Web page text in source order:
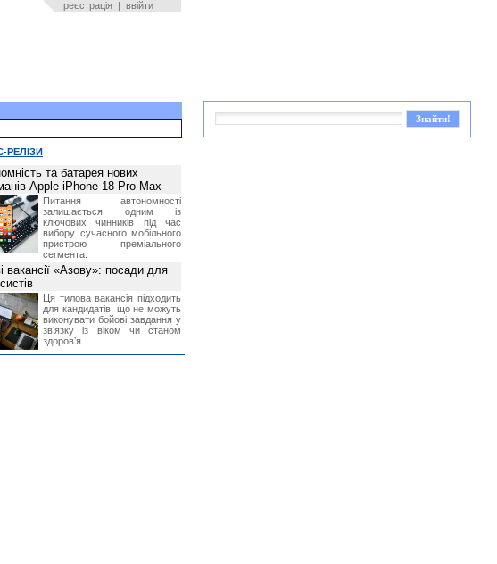
реєстрація | ввійти
РЕЛІЗИ
та батарея нових
Apple iPhone 18 Pro Max
Питання автономності
залишається одним із
ключових чинників під час
вибору сучасного мобільного
пристрою преміального
сегмента.
вакансії «Азову»: посади для
Ця тилова вакансія підходить
для кандидатів, що не можуть
виконувати бойові завдання у
звʼязку із віком чи станом
здоровʼя.